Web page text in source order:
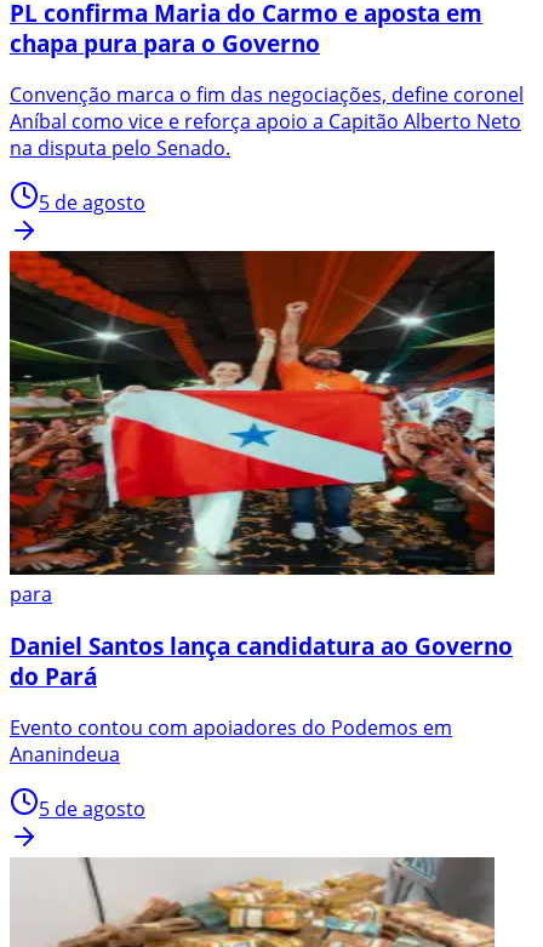
PL confirma Maria do Carmo e aposta em
chapa pura para o Governo
Convenção marca o fim das negociações, define coronel
Aníbal como vice e reforça apoio a Capitão Alberto Neto
na disputa pelo Senado.
5 de agosto
para
Daniel Santos lança candidatura ao Governo
do Pará
Evento contou com apoiadores do Podemos em
Ananindeua
5 de agosto